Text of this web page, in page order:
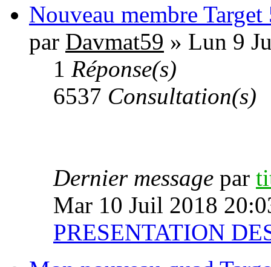
Nouveau membre Target
par Davmat59 » Lun 9
1 Réponse(s)
6537 Consultation(s)
Dernier message par
Mar 10 Juil 2018
PRESENTATION